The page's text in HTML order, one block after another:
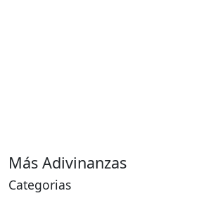
Más Adivinanzas
Categorias